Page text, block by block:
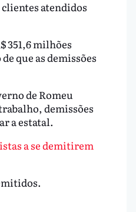
atendidos
351,6 milhões
que as demissões
de Romeu
demissões
a estatal.
a se demitirem